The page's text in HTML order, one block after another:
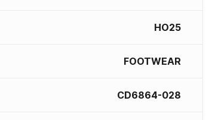
HO25
FOOTWEAR
CD6864-028